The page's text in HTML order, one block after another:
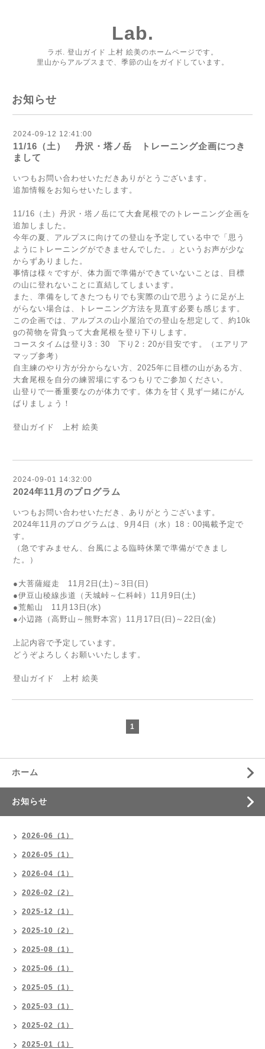
Lab.
ラボ. 登山ガイド 上村 絵美のホームページです。
里山からアルプスまで、季節の山をガイドしています。
お知らせ
2024-09-12 12:41:00
11/16（土） 丹沢・塔ノ岳 トレーニング企画につき
まして
いつもお問い合わせいただきありがとうございます。
追加情報をお知らせいたします。
11/16（土）丹沢・塔ノ岳にて大倉尾根でのトレーニング企画を
追加しました。
今年の夏、アルプスに向けての登山を予定している中で「思う
ようにトレーニングができませんでした。」というお声が少な
からずありました。
事情は様々ですが、体力面で準備ができていないことは、目標
の山に登れないことに直結してしまいます。
また、準備をしてきたつもりでも実際の山で思うように足が上
がらない場合は、トレーニング方法を見直す必要も感じます。
この企画では、アルプスの山小屋泊での登山を想定して、約10k
gの荷物を背負って大倉尾根を登り下りします。
コースタイムは登り3：30 下り2：20が目安です。（エアリア
マップ参考）
自主練のやり方が分からない方、2025年に目標の山がある方、
大倉尾根を自分の練習場にするつもりでご参加ください。
山登りで一番重要なのが体力です。体力を甘く見ず一緒にがん
ばりましょう！
登山ガイド 上村 絵美
2024-09-01 14:32:00
2024年11月のプログラム
いつもお問い合わせいただき、ありがとうございます。
2024年11月のプログラムは、9月4日（水）18：00掲載予定で
す。
（急ですみません、台風による臨時休業で準備ができまし
た。）
●大菩薩縦走 11月2日(土)～3日(日)
●伊豆山稜線歩道（天城峠～仁科峠）11月9日(土)
●荒船山 11月13日(水)
●小辺路（高野山～熊野本宮）11月17日(日)～22日(金)
上記内容で予定しています。
どうぞよろしくお願いいたします。
登山ガイド 上村 絵美
1
ホーム
お知らせ
2026-06（1）
2026-05（1）
2026-04（1）
2026-02（2）
2025-12（1）
2025-10（2）
2025-08（1）
2025-06（1）
2025-05（1）
2025-03（1）
2025-02（1）
2025-01（1）